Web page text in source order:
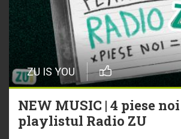
ZU IS YOU
NEW MUSIC | 4 piese
playlistul Radio ZU